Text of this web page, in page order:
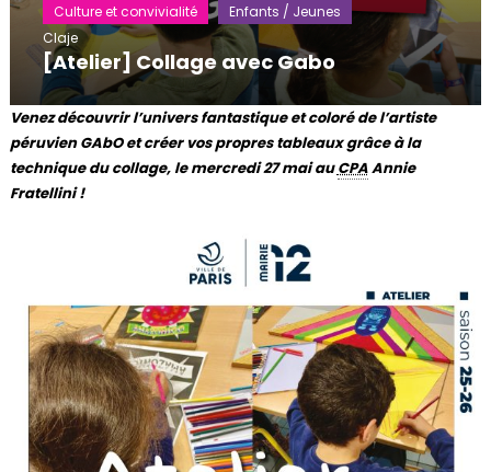
Culture et convivialité
Enfants / Jeunes
Claje
[Atelier] Collage avec Gabo
Venez découvrir l’univers fantastique et coloré de l’artiste
péruvien GAbO et créer vos propres tableaux grâce à la
technique du collage, le mercredi 27 mai auCPAAnnie
Fratellini !